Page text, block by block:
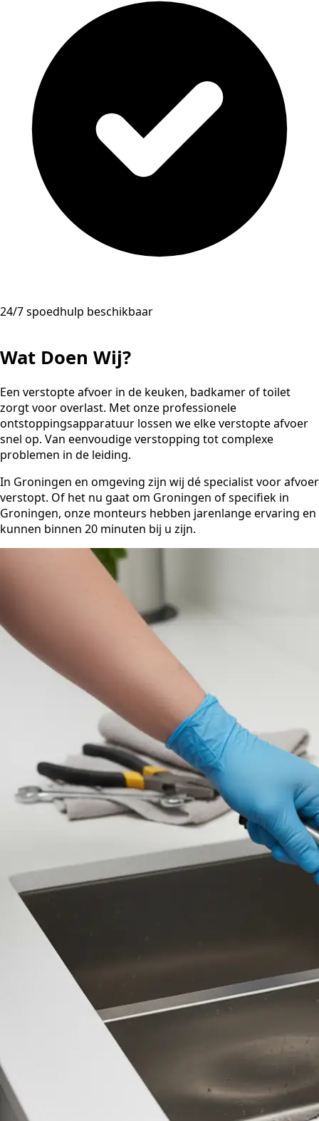
24/7 spoedhulp beschikbaar
Wat Doen Wij?
Een verstopte afvoer in de keuken, badkamer of toilet
zorgt voor overlast. Met onze professionele
ontstoppingsapparatuur lossen we elke verstopte afvoer
snel op. Van eenvoudige verstopping tot complexe
problemen in de leiding.
In Groningen en omgeving zijn wij dé specialist voor afvoer
verstopt. Of het nu gaat om Groningen of specifiek in
Groningen, onze monteurs hebben jarenlange ervaring en
kunnen binnen 20 minuten bij u zijn.